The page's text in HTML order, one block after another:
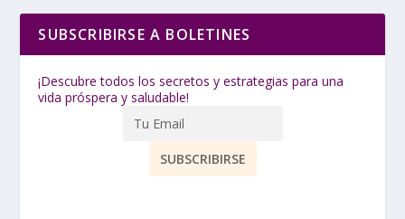
SUBSCRIBIRSE A BOLETINES
¡Descubre todos los secretos y estrategias para una
vida próspera y saludable!